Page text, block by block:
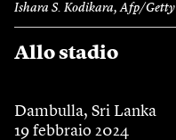
Ishara S. Kodikara, Afp/Getty
Allo stadio
Dambulla, Sri Lanka
19 febbraio 2024